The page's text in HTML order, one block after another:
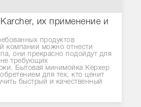
их применение и
продуктов
компании можно отнести
они прекрасно подойдут для
требующих
Бытовая минимойка Керхер
для тех, кто ценит
быстрый и качественный